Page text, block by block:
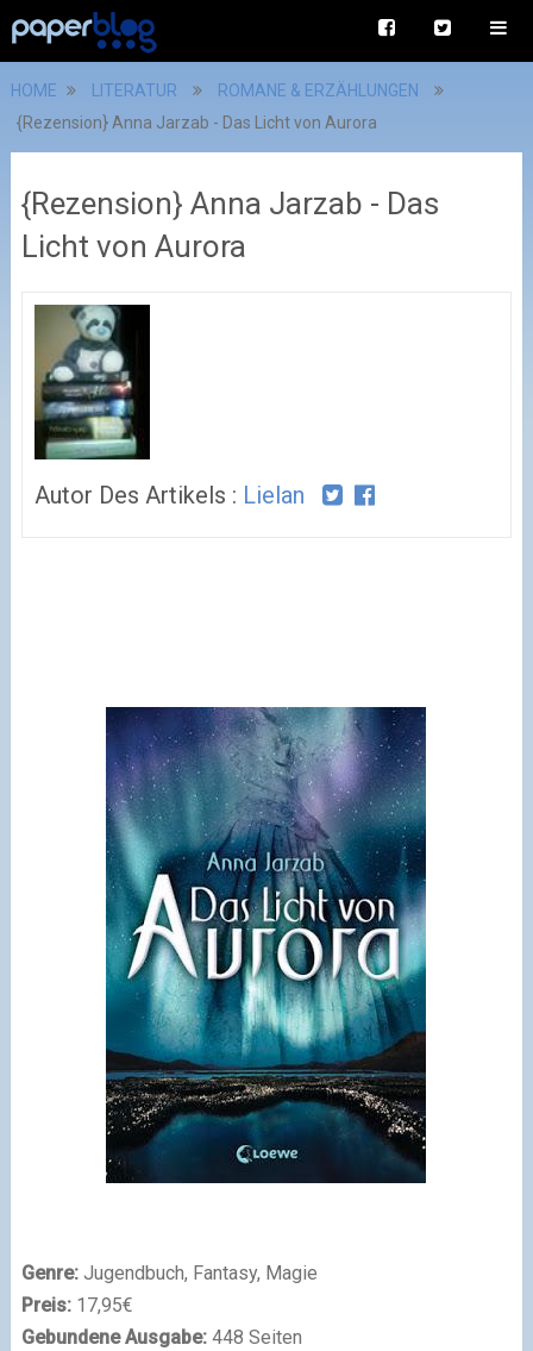
HOME LITERATUR
ROMANE & ERZÄHLUNGEN
{Rezension} Anna Jarzab - Das Licht von Aurora
{Rezension} Anna Jarzab - Das
Licht von Aurora
Autor Des Artikels : Lielan
Genre: Jugendbuch, Fantasy, Magie
Preis: 17,95€
Gebundene Ausgabe:448 Seiten